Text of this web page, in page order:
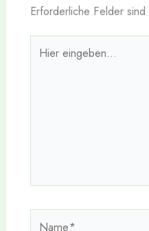
Erforderliche Felder
eingeben…